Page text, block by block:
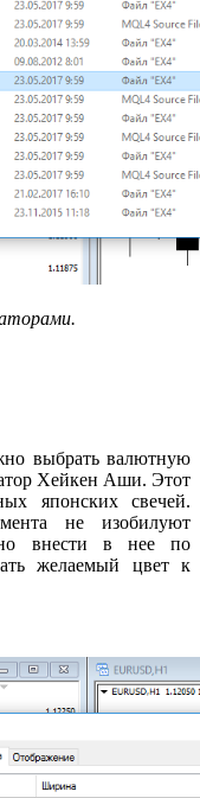
выбрать валютную
Хейкен Аши. Этот
японских свечей.
не изобилуют
внести в нее по
желаемый цвет к